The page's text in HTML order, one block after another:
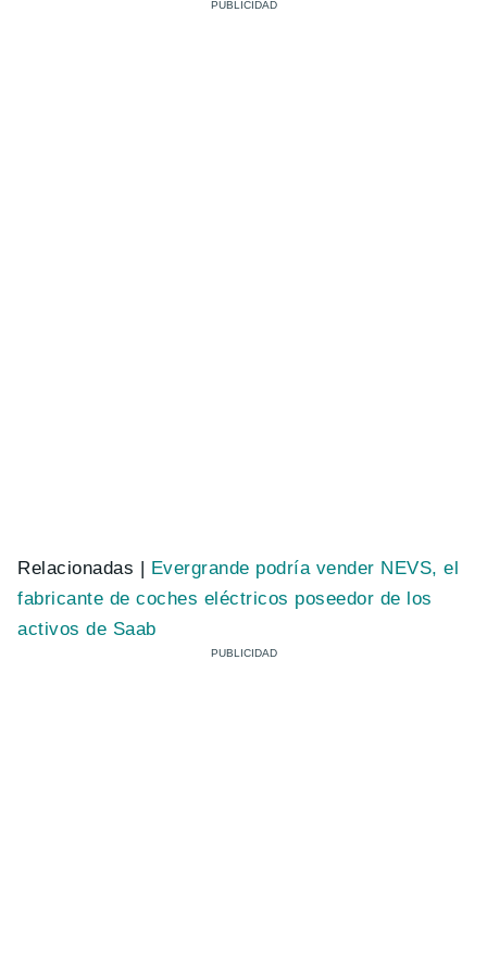
Relacionadas |
Evergrande podría vender NEVS, el
fabricante de coches eléctricos poseedor de los
activos de Saab